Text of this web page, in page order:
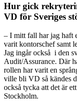
Hur gick
VD för Sveriges
– I mitt fall har jag haft
varit kontorschef samt
Jag ingår också i den
Audit/Assurance. Där
rollen har varit en
ville bli VD så kändes
också tycka att det är
Stockholm.